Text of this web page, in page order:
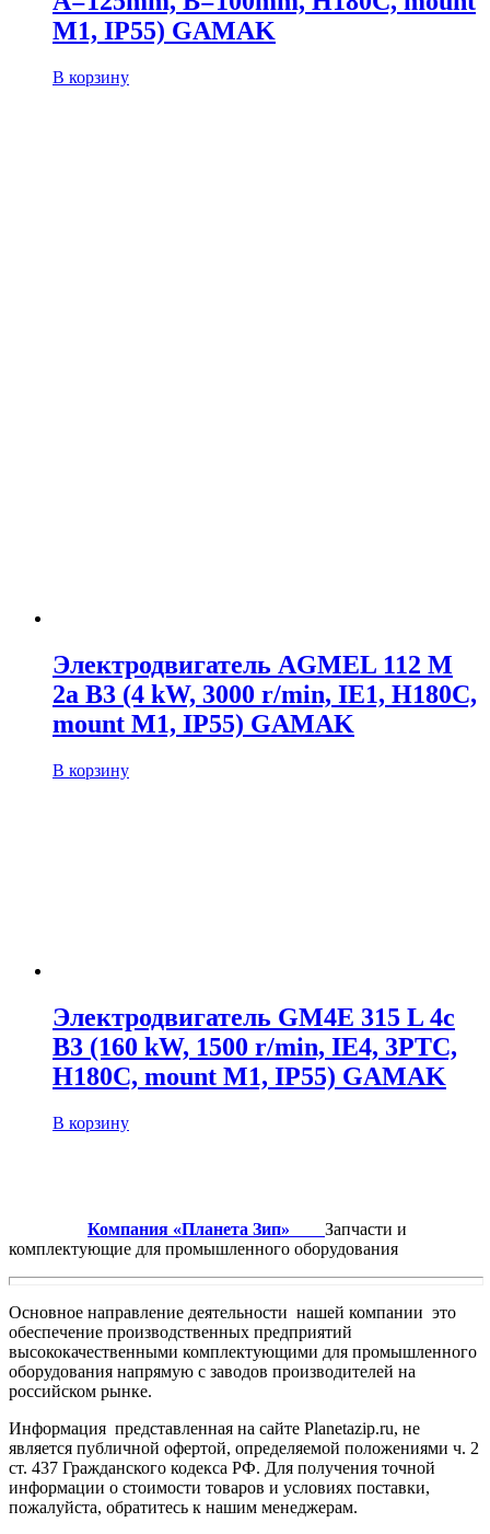
M1, IP55) GAMAK
В корзину
Электродвигатель AGMEL 112 M
2a B3 (4 kW, 3000 r/min, IE1, H180C,
mount M1, IP55) GAMAK
В корзину
Электродвигатель GM4E 315 L 4c
B3 (160 kW, 1500 r/min, IE4, 3PTC,
H180C, mount M1, IP55) GAMAK
В корзину
Компания «Планета Зип» Запчасти и
комплектующие для промышленного оборудования
Основное направление деятельности нашей компании это
обеспечение производственных предприятий
высококачественными комплектующими для промышленного
оборудования напрямую с заводов производителей на
российском рынке.
Информация представленная на сайте Planetazip.ru, не
является публичной офертой, определяемой положениями ч. 2
ст. 437 Гражданского кодекса РФ. Для получения точной
информации о стоимости товаров и условиях поставки,
пожалуйста, обратитесь к нашим менеджерам.